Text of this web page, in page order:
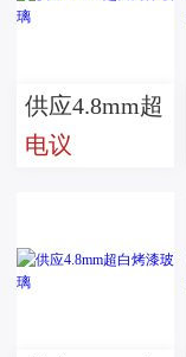
供应4.8mm超
白烤漆玻璃
电议